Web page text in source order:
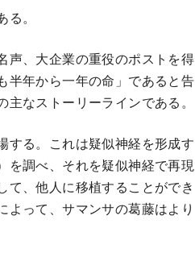
。
声、大企業の重役のポストを得
半年から一年の命」であると告
なストーリーラインである。
る。これは疑似神経を形成す
を調べ、それを疑似神経で再現
て、他人に移植することができ
って、サマンサの葛藤はより